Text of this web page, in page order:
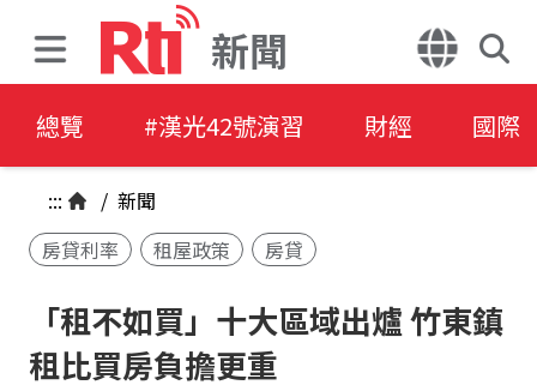
新聞
總覽 #漢光42號演習 財經 國際
::: / 新聞
房貸利率
租屋政策 房貸
「租不如買」十大區域出爐 竹東鎮
租比買房負擔更重